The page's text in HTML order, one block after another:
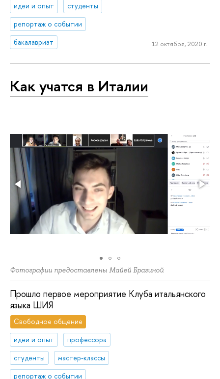
идеи и опыт
студенты
репортаж о событии
бакалавриат
12 октября, 2020 г.
Как учатся в Италии
Фотографии предоставлены Майей Брагиной
Прошло первое мероприятие Клуба итальянского
языка ШИЯ
Свободное общение
идеи и опыт
профессора
студенты
мастер-классы
репортаж о событии